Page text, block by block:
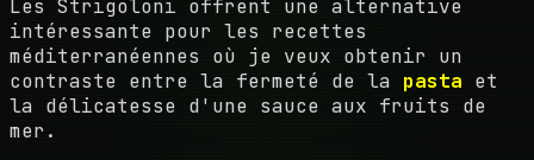
Les Strigoloni offrent une alternative
intéressante pour les recettes
méditerranéennes où je veux obtenir un
contraste entre la fermeté de la pasta et
la délicatesse d'une sauce aux fruits de
mer.